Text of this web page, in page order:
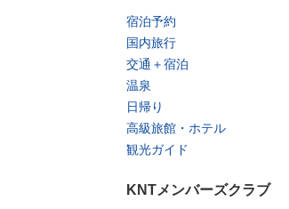
宿泊予約
国内旅行
交通＋宿泊
温泉
日帰り
高級旅館・ホテル
観光ガイド
KNTメンバーズクラブ